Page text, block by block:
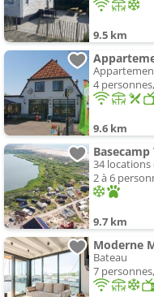
9.5 km
4
9.6 km
34 locations
2 à 6
9.7 km
Moderne
Bateau
7